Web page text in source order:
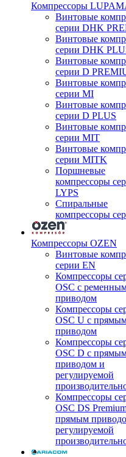
Компрессоры
Винтовые
серии DHK
Винтовые
серии DHK
Винтовые
серии D
Винтовые
серии MI
Винтовые
серии D PLUS
Винтовые
серии MIT
Винтовые
серии MITK
Поршневые
компрессоры
LYPS
Спиральные
компрессоры
Компрессоры OZEN
Винтовые
серии EN
Компрессоры
OSC с
приводом
Компрессоры
OSC U с
приводом
Компрессоры
OSC D с
приводом и
регулируемой
Компрессоры
OSC DS
прямым
регулируемой